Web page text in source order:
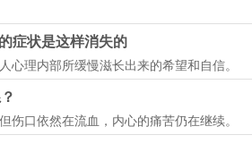
症状是这样消失的
理内部所缓慢滋长出来的希望和自信。
口依然在流血，内心的痛苦仍在继续。